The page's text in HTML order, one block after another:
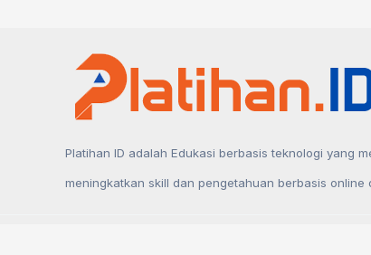
Profesional
Platihan ID adalah Edukasi berbasis teknologi yang
meningkatkan skill dan pengetahuan berbasis online